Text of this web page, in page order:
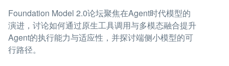
Foundation Model 2.0论坛聚焦在Agent时代模型的
演进，讨论如何通过原生工具调用与多模态融合提升
Agent的执行能力与适应性，并探讨端侧小模型的可
行路径。